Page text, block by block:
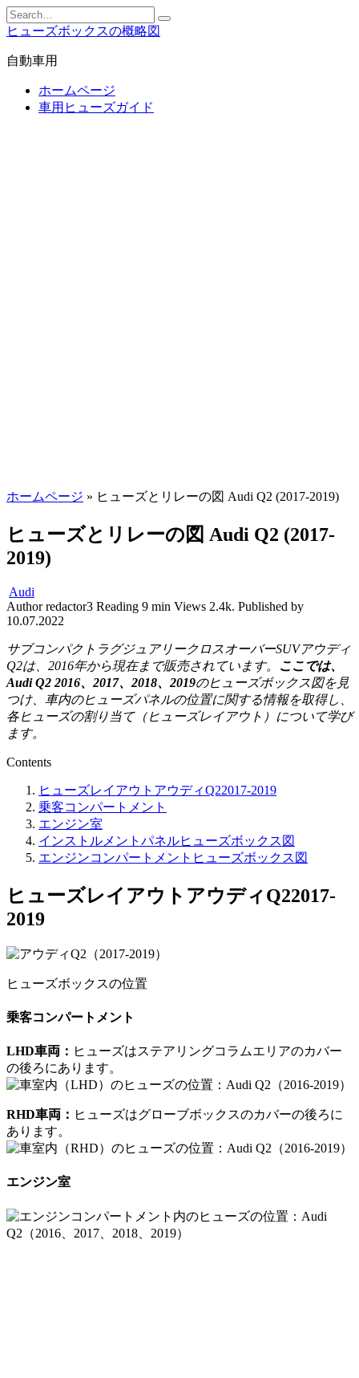
Skip
to
content
Search
for:
ヒューズボックスの概略図
自動車用
ホームページ
車用ヒューズガイド
ホームページ » ヒューズとリレーの図 Audi Q2 (2017-2019)
ヒューズとリレーの図 Audi Q2 (2017-
2019)
Audi
Author redactor3 Reading 9 min Views 2.4k. Published by
10.07.2022
サブコンパクトラグジュアリークロスオーバーSUVアウディ
Q2は、2016年から現在まで販売されています。
ここでは、
Audi Q2 2016、2017、2018、2019のヒューズボックス図を見
つけ、車内のヒューズパネルの位置に関する情報を取得し、
各ヒューズの割り当て（ヒューズレイアウト）について学び
ます。
Contents
ヒューズレイアウトアウディQ22017-2019
乗客コンパートメント
エンジン室
インストルメントパネルヒューズボックス図
エンジンコンパートメントヒューズボックス図
ヒューズレイアウトアウディQ22017-
2019
ヒューズボックスの位置
乗客コンパートメント
LHD車両： ヒューズはステアリングコラムエリアのカバー
の後ろにあります。
RHD車両： ヒューズはグローブボックスのカバーの後ろに
あります。
エンジン室